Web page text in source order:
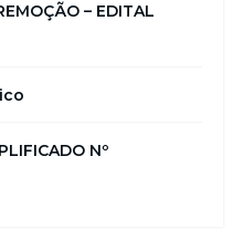
– EDITAL
Nº